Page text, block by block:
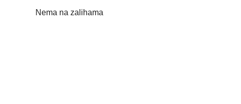
Nema na zalihama